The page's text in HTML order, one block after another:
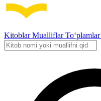
KitoblarMualliflarTo‘plamlar